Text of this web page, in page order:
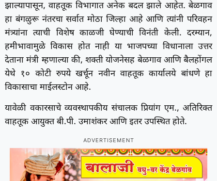
झाल्यापासून, वाहतूक विभागात अनेक बदल झाले आहेत. बेळगाव
हा बंगळुरू नंतरचा सर्वात मोठा जिल्हा आहे आणि त्यांनी परिवहन
मंत्र्यांना त्याची विशेष काळजी घेण्याची विनंती केली. दरम्यान,
हमीभावामुळे विकास होत नाही या भाजपच्या विधानाला उत्तर
देताना मंत्री म्हणाल्या की, शक्ती योजनेसह बेळगाव आणि बैलहोंगल
येथे १० कोटी रुपये खर्चून नवीन वाहतूक कार्यालये बांधणे हा
विकासाचा माईलस्टोन आहे.
यावेळी वकारसाचे व्यवस्थापकीय संचालक प्रियांग एम., अतिरिक्त
वाहतूक आयुक्त बी.पी. उमाशंकर आणि इतर उपस्थित होते.
ADVERTISEMENT